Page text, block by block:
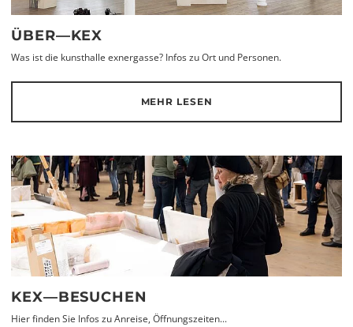
ÜBER—KEX
Was ist die kunsthalle exnergasse? Infos zu Ort und Personen.
MEHR LESEN
KEX—BESUCHEN
Hier finden Sie Infos zu Anreise, Öffnungszeiten...